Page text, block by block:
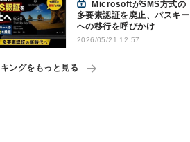
多要素認証を廃止、パスキー
への移行を呼びかけ
2026/05/21 12:57
ングをもっと見る